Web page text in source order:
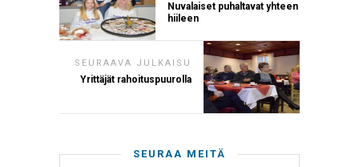
Nuvalaiset puhaltavat yhteen
hiileen
SEURAAVA JULKAISU
Yrittäjät rahoituspuurolla
SEURAA MEITÄ